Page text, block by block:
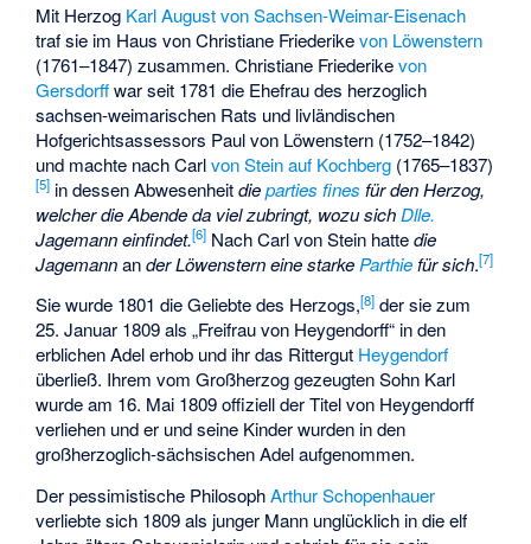
Mit Herzog Karl August von Sachsen-Weimar-Eisenach
traf sie im Haus von Christiane Friederikevon Löwenstern
(1761–1847) zusammen. Christiane Friederikevon
Gersdorffwar seit 1781 die Ehefrau des herzoglich
sachsen-weimarischen Rats und livländischen
Hofgerichtsassessors Paul von Löwenstern (1752–1842)
und machte nach Carlvon Stein auf Kochberg (1765–1837)
[5] in dessen Abwesenheitdieparties fines für den Herzog,
welcher die Abende da viel zubringt, wozu sichDlle.
Jagemann einfindet.[6] Nach Carl von Stein hattedie
Jagemannander Löwenstern eine starke Parthiefür sich.[7]
Sie wurde 1801 die Geliebte des Herzogs,[8] der sie zum
25. Januar 1809 als „Freifrau von Heygendorff“ in den
erblichen Adel erhob und ihr das Rittergut Heygendorf
überließ. Ihrem vom Großherzog gezeugten Sohn Karl
wurde am 16. Mai 1809 offiziell der Titel von Heygendorff
verliehen und er und seine Kinder wurden in den
großherzoglich-sächsischen Adel aufgenommen.
Der pessimistische PhilosophArthur Schopenhauer
verliebte sich 1809 als junger Mann unglücklich in die elf